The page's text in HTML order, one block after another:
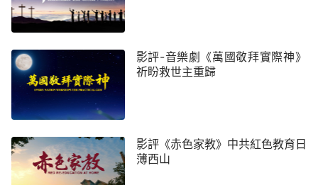
下依然衝破險阻逆轉了不可能。陳向光也終於在趙智
明的解說下，明白了主來的奧祕，持守多年的觀念想
像被神的話和事實真相打破，他終於相信神已經道成
肉身回來了，而自己卻成了盼望主又否認主、棄絕主
的人。內心巨大的虧欠與自責，使得他一出監獄，就
領著其他信徒考察真道！
影評-音樂劇《萬國敬拜實際神》
祈盼救世主重歸
影評《赤色家教》中共紅色教育日
薄西山